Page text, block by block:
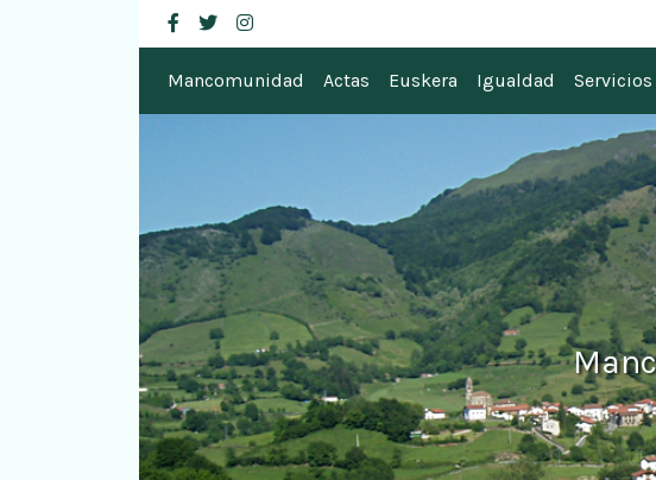
Mancomunidad de
facebook
twitterinstagram
Mancomunidad Actas Euskera Igualdad Servicios